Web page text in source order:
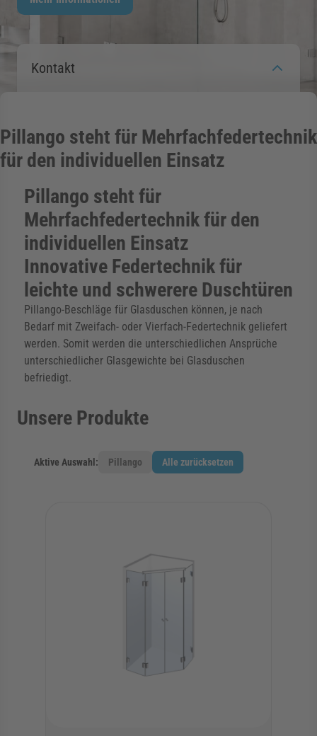
für Kategorie Zargen anzeigen
für Kategorie Aussenverglasung
für Kategorie Angebote anzeigen
Kontakt
Pillango steht für Mehrfachfedertechnik
für den individuellen Einsatz
Pillango steht für
Mehrfachfedertechnik für den
individuellen Einsatz
Innovative Federtechnik für
leichte und schwerere Duschtüren
Pillango-Beschläge für Glasduschen können, je nach
Bedarf mit Zweifach- oder Vierfach-Federtechnik geliefert
werden. Somit werden die unterschiedlichen Ansprüche
unterschiedlicher Glasgewichte bei Glasduschen
befriedigt.
Unsere Produkte
Aktive Auswahl: Pillango Alle zurücksetzen